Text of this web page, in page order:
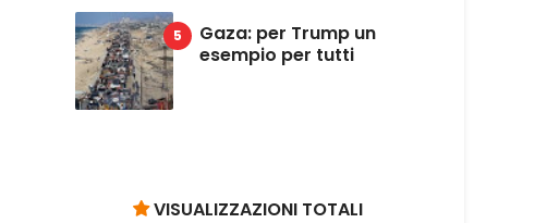
Gaza: per Trump un
esempio per tutti
VISUALIZZAZIONI TOTALI